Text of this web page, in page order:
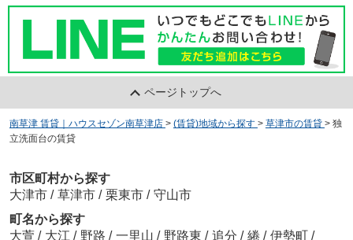
ページトップへ
南草津 賃貸｜ハウスセゾン南草津店 > (賃貸)地域から探す > 草津市の賃貸 > 独
立洗面台の賃貸
市区町村から探す
大津市 / 草津市 / 栗東市 / 守山市
町名から探す
大萱 / 大江 / 野路 / 一里山 / 野路東 / 追分 / 綣 / 伊勢町 /